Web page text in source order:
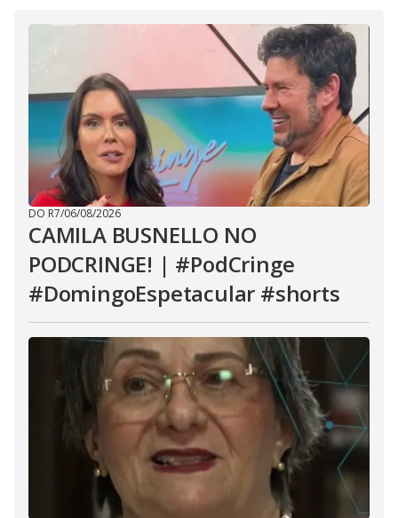
DO R7/06/08/2026
CAMILA BUSNELLO NO
PODCRINGE! | #PodCringe
#DomingoEspetacular #shorts